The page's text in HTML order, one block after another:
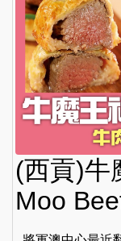
(西貢)牛
Moo